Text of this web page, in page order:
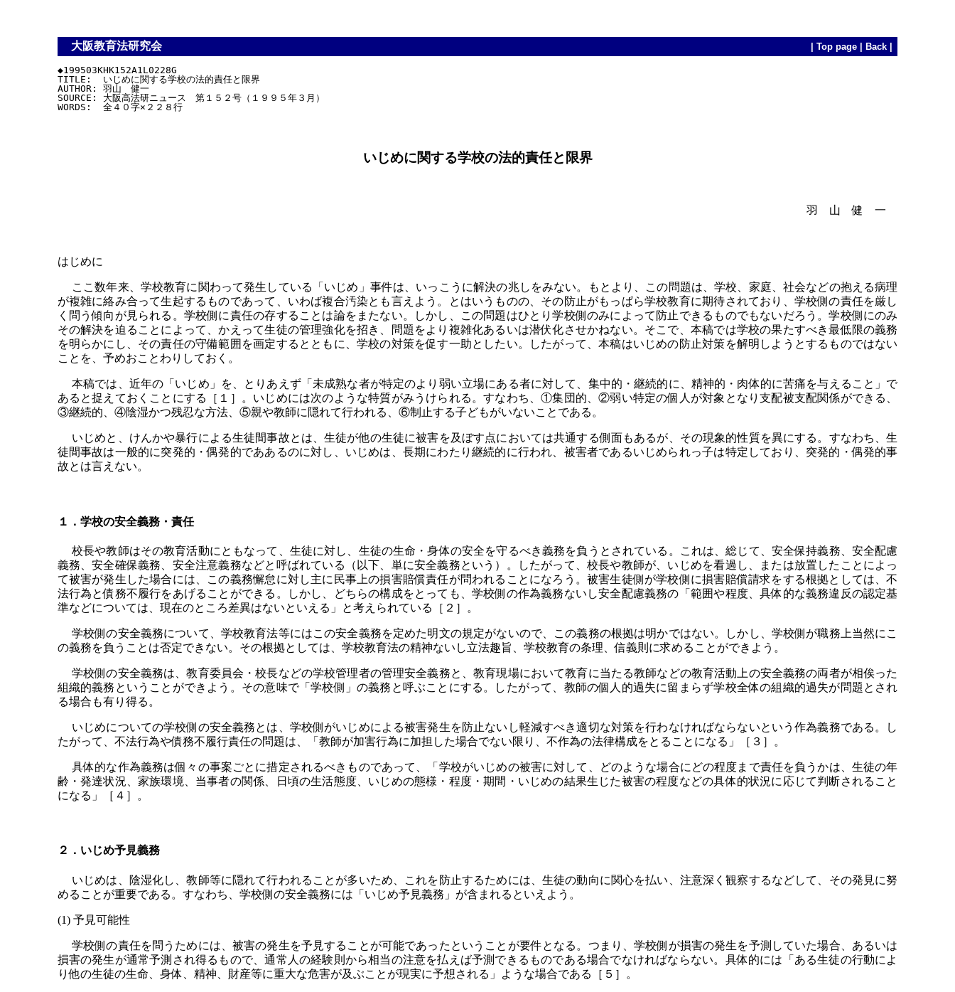
大阪教育法研究会 Top page| Back|
◆199503KHK152A1L0228G
TITLE:  いじめに関する学校の法的責任と限界
AUTHOR: 羽山　健一
SOURCE: 大阪高法研ニュース　第１５２号（１９９５年３月）
WORDS:  全４０字×２２８行
いじめに関する学校の法的責任と限界
羽 山 健 一
はじめに
ここ数年来、学校教育に関わって発生している「いじめ」事件は、いっこうに解決の兆しをみない。もとより、この問題は、学校、家庭、社会などの抱える病理
が複雑に絡み合って生起するものであって、いわば複合汚染とも言えよう。とはいうものの、その防止がもっぱら学校教育に期待されており、学校側の責任を厳し
く問う傾向が見られる。学校側に責任の存することは論をまたない。しかし、この問題はひとり学校側のみによって防止できるものでもないだろう。学校側にのみ
その解決を迫ることによって、かえって生徒の管理強化を招き、問題をより複雑化あるいは潜伏化させかねない。そこで、本稿では学校の果たすべき最低限の義務
を明らかにし、その責任の守備範囲を画定するとともに、学校の対策を促す一助としたい。したがって、本稿はいじめの防止対策を解明しようとするものではない
ことを、予めおことわりしておく。
本稿では、近年の「いじめ」を、とりあえず「未成熟な者が特定のより弱い立場にある者に対して、集中的・継続的に、精神的・肉体的に苦痛を与えること」で
あると捉えておくことにする［１］。いじめには次のような特質がみうけられる。すなわち、①集団的、②弱い特定の個人が対象となり支配被支配関係ができる、
③継続的、④陰湿かつ残忍な方法、⑤親や教師に隠れて行われる、⑥制止する子どもがいないことである。
いじめと、けんかや暴行による生徒間事故とは、生徒が他の生徒に被害を及ぼす点においては共通する側面もあるが、その現象的性質を異にする。すなわち、生
徒間事故は一般的に突発的・偶発的でああるのに対し、いじめは、長期にわたり継続的に行われ、被害者であるいじめられっ子は特定しており、突発的・偶発的事
故とは言えない。
１．学校の安全義務・責任
校長や教師はその教育活動にともなって、生徒に対し、生徒の生命・身体の安全を守るべき義務を負うとされている。これは、総じて、安全保持義務、安全配慮
義務、安全確保義務、安全注意義務などと呼ばれている（以下、単に安全義務という）。したがって、校長や教師が、いじめを看過し、または放置したことによっ
て被害が発生した場合には、この義務懈怠に対し主に民事上の損害賠償責任が問われることになろう。被害生徒側が学校側に損害賠償請求をする根拠としては、不
法行為と債務不履行をあげることができる。しかし、どちらの構成をとっても、学校側の作為義務ないし安全配慮義務の「範囲や程度、具体的な義務違反の認定基
準などについては、現在のところ差異はないといえる」と考えられている［２］。
学校側の安全義務について、学校教育法等にはこの安全義務を定めた明文の規定がないので、この義務の根拠は明かではない。しかし、学校側が職務上当然にこ
の義務を負うことは否定できない。その根拠としては、学校教育法の精神ないし立法趣旨、学校教育の条理、信義則に求めることができよう。
学校側の安全義務は、教育委員会・校長などの学校管理者の管理安全義務と、教育現場において教育に当たる教師などの教育活動上の安全義務の両者が相俟った
組織的義務ということができよう。その意味で「学校側」の義務と呼ぶことにする。したがって、教師の個人的過失に留まらず学校全体の組織的過失が問題とされ
る場合も有り得る。
いじめについての学校側の安全義務とは、学校側がいじめによる被害発生を防止ないし軽減すべき適切な対策を行わなければならないという作為義務である。し
たがって、不法行為や債務不履行責任の問題は、「教師が加害行為に加担した場合でない限り、不作為の法律構成をとることになる」［３］。
具体的な作為義務は個々の事案ごとに措定されるべきものであって、「学校がいじめの被害に対して、どのような場合にどの程度まで責任を負うかは、生徒の年
齢・発達状況、家族環境、当事者の関係、日頃の生活態度、いじめの態様・程度・期間・いじめの結果生じた被害の程度などの具体的状況に応じて判断されること
になる」［４］。
２．いじめ予見義務
いじめは、陰湿化し、教師等に隠れて行われることが多いため、これを防止するためには、生徒の動向に関心を払い、注意深く観察するなどして、その発見に努
めることが重要である。すなわち、学校側の安全義務には「いじめ予見義務」が含まれるといえよう。
(1) 予見可能性
学校側の責任を問うためには、被害の発生を予見することが可能であったということが要件となる。つまり、学校側が損害の発生を予測していた場合、あるいは
損害の発生が通常予測され得るもので、通常人の経験則から相当の注意を払えば予測できるものである場合でなければならない。具体的には「ある生徒の行動によ
り他の生徒の生命、身体、精神、財産等に重大な危害が及ぶことが現実に予想される」ような場合である［５］。